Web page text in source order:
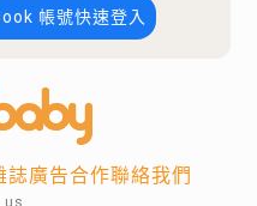
帳號快速登入
誌廣告合作聯絡我們
us